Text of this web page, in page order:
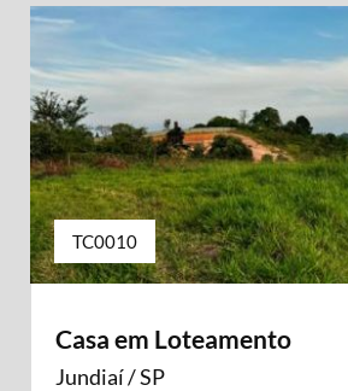
TC0010
Casa em Loteamento
Jundiaí / SP